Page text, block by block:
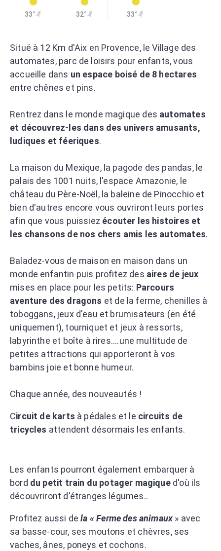
33° 32° 33°
Situé à 12 Km d'Aix en Provence, le Village des
automates, parc de loisirs pour enfants, vous
accueille dans un espace boisé de 8 hectares
entre chênes et pins.
Rentrez dans le monde magique des automates
et découvrez-les dans des univers amusants,
ludiques et féeriques.
La maison du Mexique, la pagode des pandas, le
palais des 1001 nuits, l'espace Amazonie, le
château du Père-Noël, la baleine de Pinocchio et
bien d'autres encore vous ouvriront leurs portes
afin que vous puissiez écouter les histoires et
les chansons de nos chers amis les automates.
Baladez-vous de maison en maison dans un
monde enfantin puis profitez des aires de jeux
mises en place pour les petits: Parcours
aventure des dragons et de la ferme, chenilles à
toboggans, jeux d'eau et brumisateurs (en été
uniquement), tourniquet et jeux à ressorts,
labyrinthe et boîte à rires....une multitude de
petites attractions qui apporteront à vos
bambins joie et bonne humeur.
Chaque année, des nouveautés !
Circuit de karts à pédales et le circuits de
tricycles attendent désormais les enfants.
Les enfants pourront également embarquer à
bord du petit train du potager magiqued'où ils
découvriront d'étranges légumes..
Profitez aussi dela « Ferme des animaux » avec
sa basse-cour, ses moutons et chèvres, ses
vaches, ânes, poneys et cochons.